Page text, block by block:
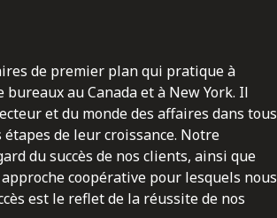
de premier plan qui pratique à
au Canada et à New York. Il
et du monde des affaires dans tous
de leur croissance. Notre
du succès de nos clients, ainsi que
coopérative pour lesquels nous
est le reflet de la réussite de nos